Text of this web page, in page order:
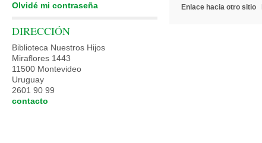
Enlace hacia otro sitio
Olvidé mi contraseña
DIRECCIÓN
Biblioteca Nuestros Hijos
Miraflores 1443
11500 Montevideo
Uruguay
2601 90 99
contacto